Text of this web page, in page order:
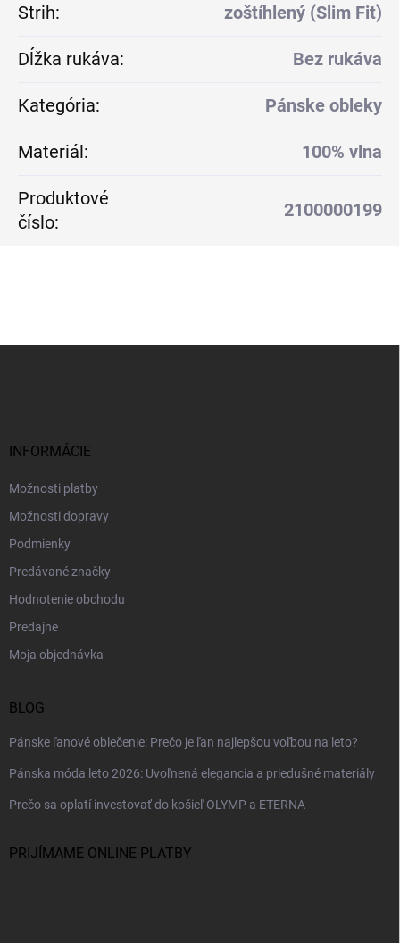
Strih: zoštíhlený (Slim Fit)
Dĺžka rukáva: Bez rukáva
Kategória: Pánske obleky
Materiál: 100% vlna
Produktové
číslo:
2100000199
INFORMÁCIE
Možnosti platby
Možnosti dopravy
Podmienky
Predávané značky
Hodnotenie obchodu
Predajne
Moja objednávka
BLOG
Pánske ľanové oblečenie: Prečo je ľan najlepšou voľbou na leto?
Pánska móda leto 2026: Uvoľnená elegancia a priedušné materiály
Prečo sa oplatí investovať do košieľ OLYMP a ETERNA
PRIJÍMAME ONLINE PLATBY